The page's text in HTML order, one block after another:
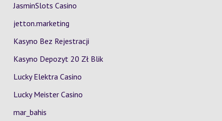
JasminSlots Casino
jetton.marketing
Kasyno Bez Rejestracji
Kasyno Depozyt 20 Zł Blik
Lucky Elektra Casino
Lucky Meister Casino
mar_bahis